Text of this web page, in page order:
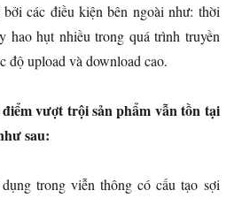
các điều kiện bên ngoài như: thời
hao hụt nhiều trong quá trình truyền
độ upload và download cao.
vượt trội sản phẩm vẫn tồn tại
sau:
trong viễn thông có cấu tạo sợi